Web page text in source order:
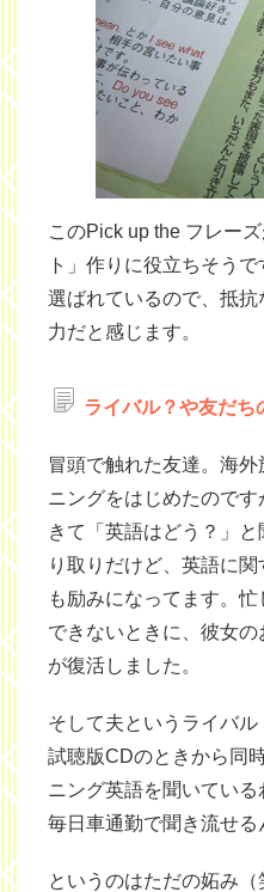
このPick up the フレー
ト」作りに役立ちそう
選ばれているので、抵
力だと感じます。
ライバル？や友だち
冒頭で触れた友達。海
ニングをはじめたので
きて「英語はどう？」
り取りだけど、英語に
も励みになってます。
できないときに、彼女
が復活しました。
そして夫というライバル
試聴版CDのときから同
ニング英語を聞いている
毎日車通勤で聞き流せる
というのはただの妬み